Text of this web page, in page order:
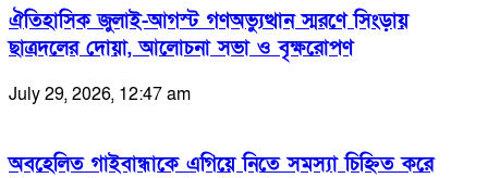
ঐতিহাসিক জুলাই-আগস্ট গণঅভ্যুত্থান স্মরণে সিংড়ায়
ছাত্রদলের দোয়া, আলোচনা সভা ও বৃক্ষরোপণ
July 29, 2026, 12:47 am
অবহেলিত গাইবান্ধাকে এগিয়ে নিতে সমস্যা চিহ্নিত করে